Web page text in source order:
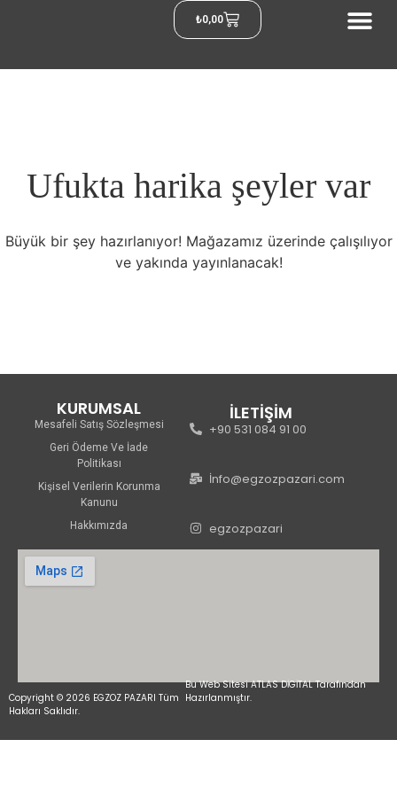
₺0,00
Ufukta harika şeyler var
Büyük bir şey hazırlanıyor! Mağazamız üzerinde çalışılıyor
ve yakında yayınlanacak!
KURUMSAL
Mesafeli Satış Sözleşmesi
Geri Ödeme Ve İade
Politikası
Kişisel Verilerin Korunma
Kanunu
Hakkımızda
İLETİŞİM
+90 531 084 91 00
İnfo@egzozpazari.com
egzozpazari
Copyright © 2026 EGZOZ PAZARI Tüm
Hakları Saklıdır.
Bu Web Sitesi ATLAS DİGİTAL Tarafından
Hazırlanmıştır.